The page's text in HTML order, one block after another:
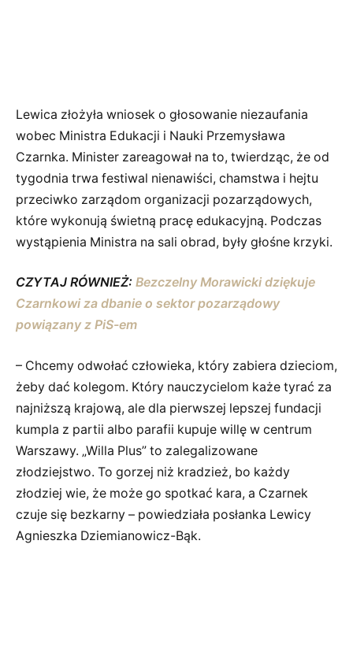
Lewica złożyła wniosek o głosowanie niezaufania
wobec Ministra Edukacji i Nauki Przemysława
Czarnka. Minister zareagował na to, twierdząc, że od
tygodnia trwa festiwal nienawiści, chamstwa i hejtu
przeciwko zarządom organizacji pozarządowych,
które wykonują świetną pracę edukacyjną. Podczas
wystąpienia Ministra na sali obrad, były głośne krzyki.
CZYTAJ RÓWNIEŻ: Bezczelny Morawicki dziękuje
Czarnkowi za dbanie o sektor pozarządowy
powiązany z PiS-em
– Chcemy odwołać człowieka, który zabiera dzieciom,
żeby dać kolegom. Który nauczycielom każe tyrać za
najniższą krajową, ale dla pierwszej lepszej fundacji
kumpla z partii albo parafii kupuje willę w centrum
Warszawy. „Willa Plus” to zalegalizowane
złodziejstwo. To gorzej niż kradzież, bo każdy
złodziej wie, że może go spotkać kara, a Czarnek
czuje się bezkarny – powiedziała posłanka Lewicy
Agnieszka Dziemianowicz-Bąk.